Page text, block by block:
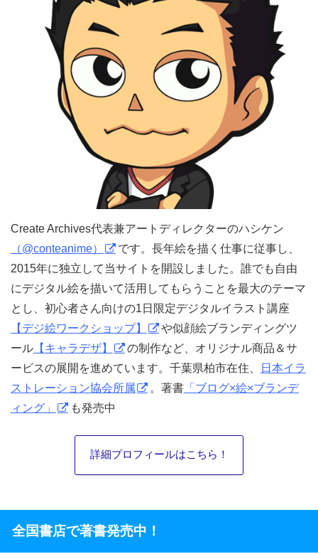
Create Archives代表兼アートディレクターのハシケン
（@conteanime）
です。長年絵を描く仕事に従事し、
2015年に独立して当サイトを開設しました。誰でも自由
にデジタル絵を描いて活用してもらうことを最大のテーマ
とし、初心者さん向けの1日限定デジタルイラスト講座
【デジ絵ワークショップ】
や似顔絵ブランディングツ
ール【キャラデザ】
の制作など、オリジナル商品＆サ
ービスの展開を進めています。千葉県柏市在住、
日本イラ
ストレーション協会所属
。著書「ブログ×絵×ブランデ
ィング」
も発売中
詳細プロフィールはこちら！
全国書店で著書発売中！